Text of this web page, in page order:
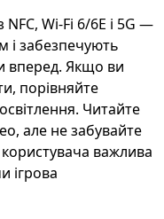
Wi‑Fi 6/6E і 5G —
і забезпечують
вперед. Якщо ви
порівняйте
Читайте
але не забувайте
важлива
ігрова